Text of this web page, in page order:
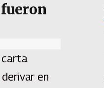
carta
en